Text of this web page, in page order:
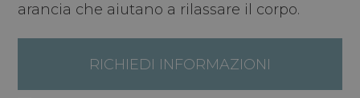
arancia che aiutano a rilassare il corpo.
RICHIEDI INFORMAZIONI